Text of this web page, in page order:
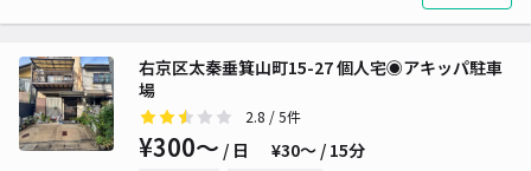
右京区太秦垂箕山町15-27 個人宅◉アキッパ駐車
場
2.8 / 5件
¥300〜 / 日 ¥30〜 / 15分